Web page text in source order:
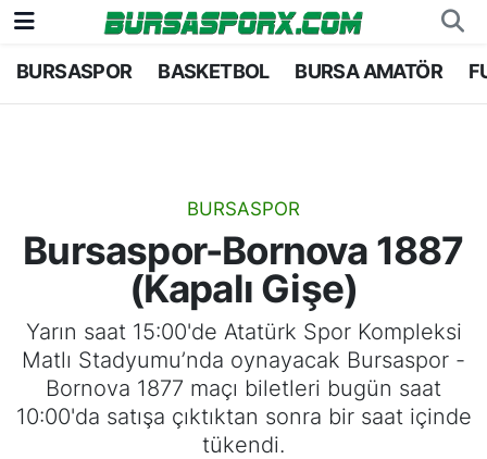
BURSASPOR BASKETBOL BURSA AMATÖR
BURSASPOR
Bursaspor-Bornova 1887
(Kapalı Gişe)
Yarın saat 15:00'de Atatürk Spor Kompleksi
Matlı Stadyumu’nda oynayacak Bursaspor -
Bornova 1877 maçı biletleri bugün saat
10:00'da satışa çıktıktan sonra bir saat içinde
tükendi.
Bursaspor
Bursa Amatör
Hentbol
Voleybol
Genel
Bursa Nöbetçi Eczaneler
Bursa Trafik Yoğunluk Haritası
TFF 1.Lig Puan Durumu ve Fikstür
Tüm Manşetler
Son Dakika Haberleri